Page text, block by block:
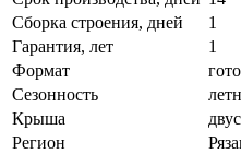
Сборка строения, дней
1
Гарантия, лет
1
Формат
Сезонность
Крыша
Регион